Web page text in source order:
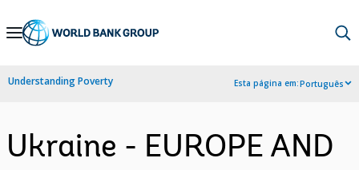
Skip
Navigation
Understanding Poverty Esta página em:Português
Ukraine - EUROPE AND